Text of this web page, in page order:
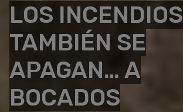
LOS INCENDIOS
TAMBIÉN SE
APAGAN… A
BOCADOS